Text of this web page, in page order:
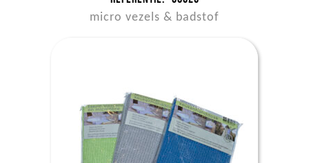
micro vezels & badstof